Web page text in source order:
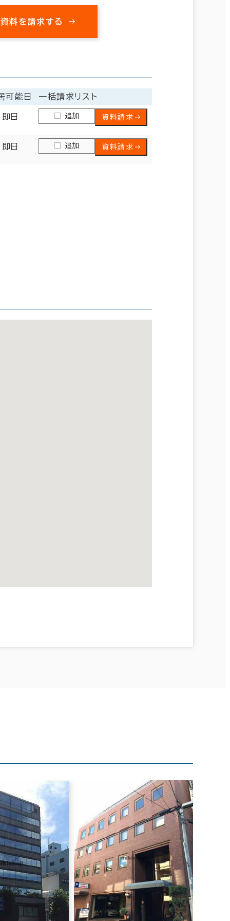
料を請求する
可能日 一括請求リスト
即日 追加 資料請求
即日 追加 資料請求